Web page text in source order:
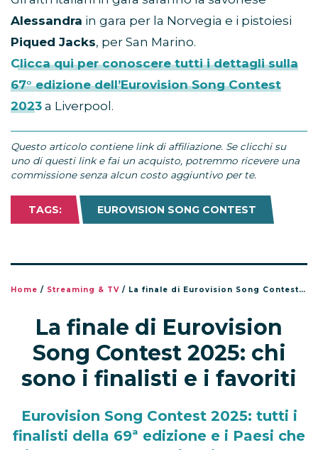
Alessandra in gara per la Norvegia e i pistoiesi
Piqued Jacks, per San Marino.
Clicca qui per conoscere tutti i dettagli sulla
67° edizione dell’Eurovision Song Contest
2023 a Liverpool.
Questo articolo contiene link di affiliazione. Se clicchi su
uno di questi link e fai un acquisto, potremmo ricevere una
commissione senza alcun costo aggiuntivo per te.
TAGS: EUROVISION SONG CONTEST
Home / Streaming & TV / La finale di Eurovision Song Contest 2025: chi sono i finalisti e i favoriti
La finale di Eurovision
Song Contest 2025: chi
sono i finalisti e i favoriti
Eurovision Song Contest 2025: tutti i
finalisti della 69ª edizione e i Paesi che